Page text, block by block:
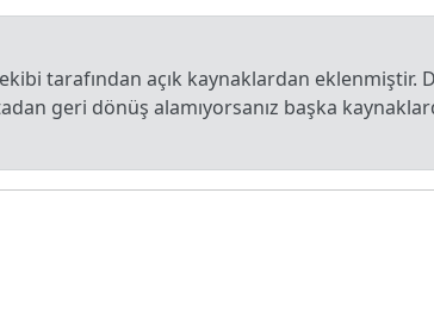
tarafından açık kaynaklardan eklenmiştir.
geri dönüş alamıyorsanız başka